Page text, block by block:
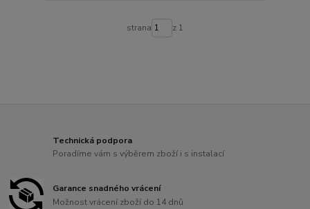
strana z 1
Technická podpora
Poradíme vám s výběrem zboží i s instalací
Garance snadného vrácení
Možnost vrácení zboží do 14 dnů